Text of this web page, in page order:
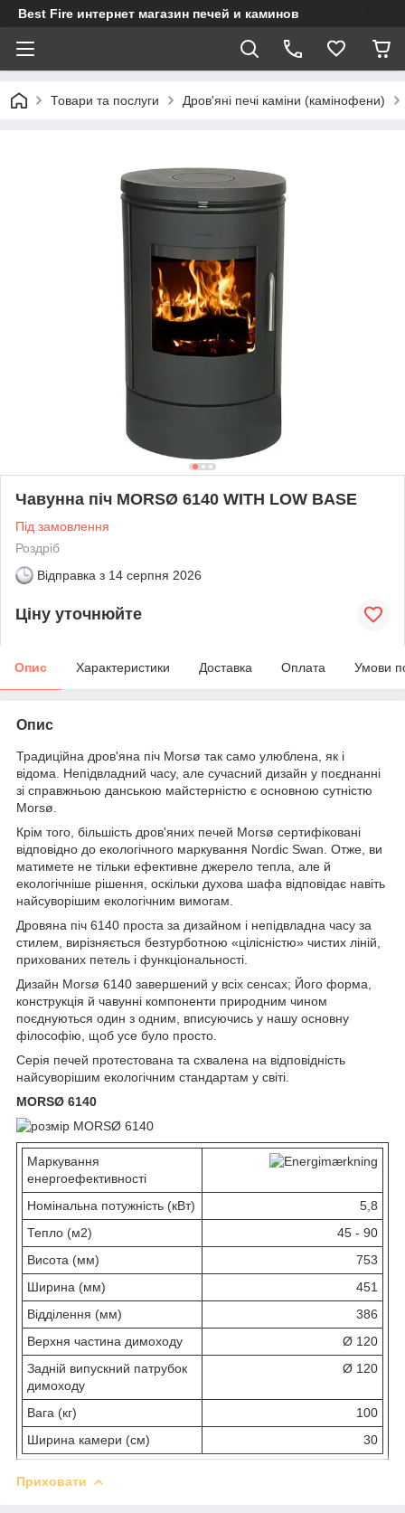
Best Fire интернет магазин печей и каминов
Товари та послуги Дров'яні печі каміни (камінофени)
Чавунна піч MORSØ 6140 WITH LOW BASE
Під замовлення
Роздріб
Відправка з 14 серпня 2026
Ціну уточнюйте
Опис Характеристики Доставка Оплата Умови
Опис
Традиційна дров'яна піч Morsø так само улюблена, як і
відома. Непідвладний часу, але сучасний дизайн у поєднанні
зі справжньою данською майстерністю є основною сутністю
Morsø.
Крім того, більшість дров'яних печей Morsø сертифіковані
відповідно до екологічного маркування Nordic Swan. Отже, ви
матимете не тільки ефективне джерело тепла, але й
екологічніше рішення, оскільки духова шафа відповідає навіть
найсуворішим екологічним вимогам.
Дровяна піч 6140 проста за дизайном і непідвладна часу за
стилем, вирізняється безтурботною «цілісністю» чистих ліній,
прихованих петель і функціональності.
Дизайн Morsø 6140 завершений у всіх сенсах; Його форма,
конструкція й чавунні компоненти природним чином
поєднуються один з одним, вписуючись у нашу основну
філософію, щоб усе було просто.
Серія печей протестована та схвалена на відповідність
найсуворішим екологічним стандартам у світі.
MORSØ 6140
Маркування
енергоефективності
Номінальна потужність (кВт)
5,8
Тепло (м2)
45 - 90
Висота (мм)
753
Ширина (мм)
451
Відділення (мм)
386
Верхня частина димоходу
Ø 120
Задній випускний патрубок
димоходу
Ø 120
Вага (кг)
100
Ширина камери (см)
30
Приховати